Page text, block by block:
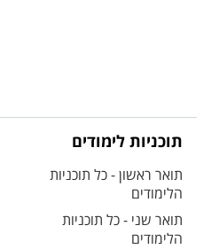
תוכניות לימודים
תואר ראשון - כל תוכניות
הלימודים
תואר שני - כל תוכניות
הלימודים